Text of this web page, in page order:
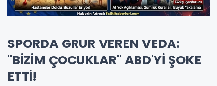
SPORDA GRUR VEREN VEDA:
"BİZİM ÇOCUKLAR" ABD'Yİ ŞOKE
ETTİ!